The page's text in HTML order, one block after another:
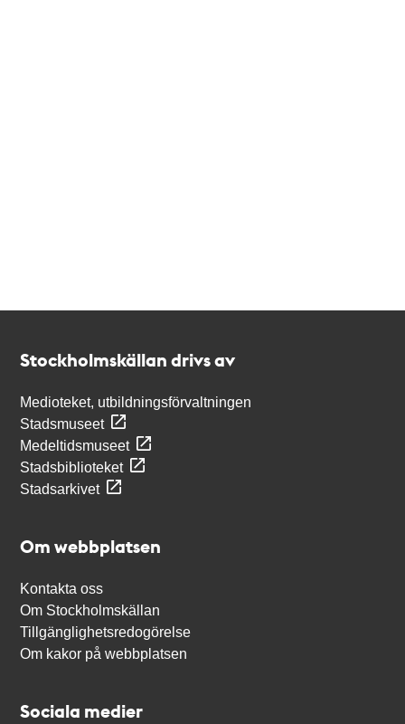
Stockholmskällan drivs av
Medioteket, utbildningsförvaltningen
Stadsmuseet
Medeltidsmuseet
Stadsbiblioteket
Stadsarkivet
Om webbplatsen
Kontakta oss
Om Stockholmskällan
Tillgänglighetsredogörelse
Om kakor på webbplatsen
Sociala medier